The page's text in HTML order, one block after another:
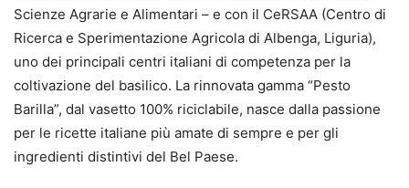
Scienze Agrarie e Alimentari – e con il CeRSAA (Centro di
Ricerca e Sperimentazione Agricola di Albenga, Liguria),
uno dei principali centri italiani di competenza per la
coltivazione del basilico. La rinnovata gamma “Pesto
Barilla”, dal vasetto 100% riciclabile, nasce dalla passione
per le ricette italiane più amate di sempre e per gli
ingredienti distintivi del Bel Paese.